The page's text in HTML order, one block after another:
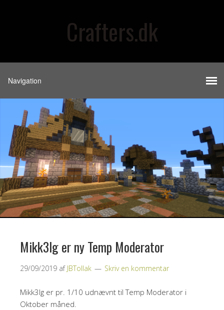
Crafters.dk
Mikk3lg er ny Temp Moderator
29/09/2019 af JBTollak Skriv en kommentar
Mikk3lg er pr. 1/10 udnævnt til Temp Moderator i
Oktober måned.